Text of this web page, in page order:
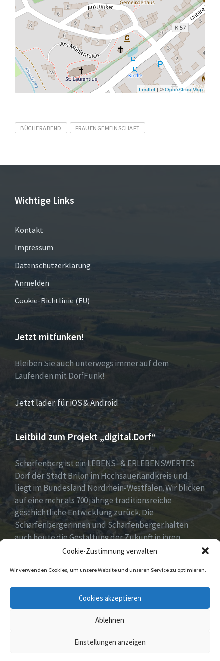
Cookie-Zustimmung verwalten
Wir verwenden Cookies, um unsere Website und unseren Service zu optimieren.
Cookies akzeptieren
Ablehnen
Einstellungen anzeigen
Leaflet | ©OpenStreetMap
Tags
BÜCHERABEND FRAUENGEMEINSCHAFT
Wichtige Links
Kontakt
Impressum
Datenschutzerklärung
Anmelden
Cookie-Richtlinie (EU)
Jetzt mitfunken!
Bleiben Sie auch unterwegs immer auf dem
Laufenden mit DorfFunk!
Jetzt laden für iOS & Android
Leitbild zum Projekt „digital.Dorf“
Scharfenberg ist ein LEBENS- & ERLEBENSWERTES
Dorf der Stadt Brilon im Hochsauerlandkreis und
liegt im Bundesland Nordrhein-Westfalen. Wir blicken
auf eine mehr als 700 jährige traditionsreiche
geschichtliche Entwicklung zurück. Die
Scharfenbergerinnen und Scharfenberger halten
auch heute die Gestaltung der Zukunft in ihren
Händen mit neuen, innovativen und kreativen Ideen
Moderne – Geschichte & Gegenwart“!
Unsere Idee: Menschen vor Ort verbinden mit
digitaler Transformation!